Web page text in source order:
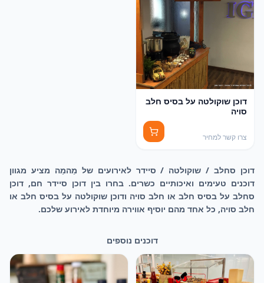
דוכן שוקולטה על בסיס חלב
סויה
צרו קשר למחיר
דוכן סחלב / שוקולטה / סיידר לאירועים של מֵהמֵה מציע מגוון
דוכנים טעימים ואיכותיים כשרים. בחרו בין דוכן סיידר חם, דוכן
סחלב על בסיס חלב או חלב סויה ודוכן שוקולטה על בסיס חלב או
חלב סויה, כל אחד מהם יוסיף אווירה מיוחדת לאירוע שלכם.
דוכנים נוספים